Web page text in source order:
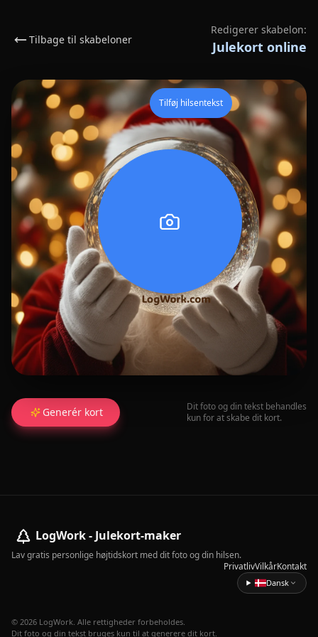
Tilbage til skabeloner
Redigerer skabelon:
Julekort online
Tilføj hilsentekst
Generér kort
Dit foto og din tekst behandles
kun for at skabe dit kort.
LogWork - Julekort-maker
Lav gratis personlige højtidskort med dit foto og din hilsen.
PrivatlivVilkårKontakt
Dansk
© 2026 LogWork. Alle rettigheder forbeholdes.
Dit foto og din tekst bruges kun til at generere dit kort.